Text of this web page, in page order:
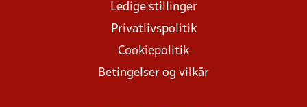
Ledige stillinger
Privatlivspolitik
Cookiepolitik
Betingelser og vilkår